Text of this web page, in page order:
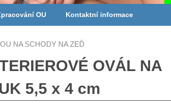
OU Kontaktní informace
NA SCHODY NA ZEĎ
OVÁL NA
5,5 x 4 cm